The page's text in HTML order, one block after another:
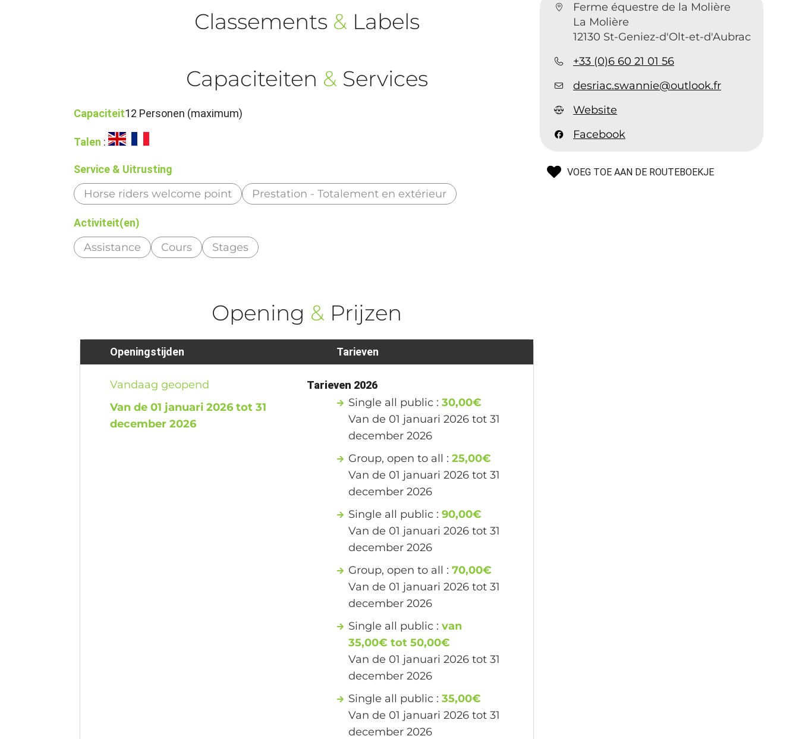
Ferme équestre de la Molière
La Molière
12130 St-Geniez-d'Olt-et-d'Aubrac
+33 (0)6 60 21 01 56
desriac.swannie@outlook.fr
Website
Facebook
VOEG TOE AAN DE ROUTEBOEKJE
Classements & Labels
Capaciteiten & Services
Capaciteit12 Personen (maximum)
Talen :
Service & Uitrusting
Horse riders welcome point Prestation - Totalement en extérieur
Activiteit(en)
Assistance Cours Stages
Opening & Prijzen
Openingstijden
Vandaag geopend
Van de 01 januari 2026 tot 31
december 2026
Tarieven
Tarieven 2026
Single all public :30,00€
Van de 01 januari 2026 tot 31
december 2026
Group, open to all :25,00€
Van de 01 januari 2026 tot 31
december 2026
Single all public :90,00€
Van de 01 januari 2026 tot 31
december 2026
Group, open to all :70,00€
Van de 01 januari 2026 tot 31
december 2026
Single all public :van
35,00€ tot 50,00€
Van de 01 januari 2026 tot 31
december 2026
Single all public :35,00€
Van de 01 januari 2026 tot 31
december 2026